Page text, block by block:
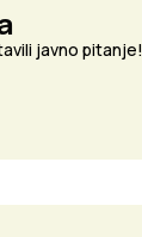
javno pitanje!